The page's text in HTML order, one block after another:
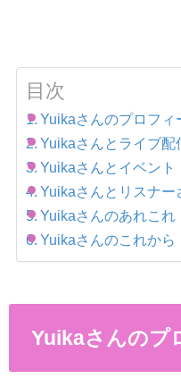
目次
Yuikaさんのプロフィ
Yuikaさんとライブ配
Yuikaさんとイベント
Yuikaさんとリスナー
Yuikaさんのあれこれ
Yuikaさんのこれから
Yuikaさんのプ